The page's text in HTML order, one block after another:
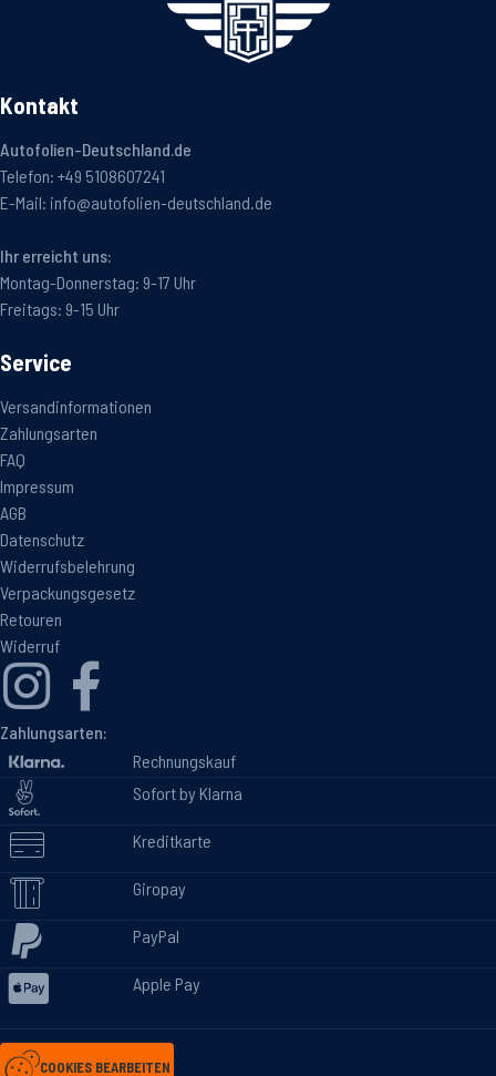
Kontakt
Autofolien-Deutschland.de
Telefon: +49 5108607241
E-Mail: info@autofolien-deutschland.de
Ihr erreicht uns:
Montag-Donnerstag: 9-17 Uhr
Freitags: 9-15 Uhr
Service
Versandinformationen
Zahlungsarten
FAQ
Impressum
AGB
Datenschutz
Widerrufsbelehrung
Verpackungsgesetz
Retouren
Widerruf
Zahlungsarten:
Rechnungskauf
Sofort by Klarna
Kreditkarte
Giropay
PayPal
Apple Pay
COOKIES BEARBEITEN